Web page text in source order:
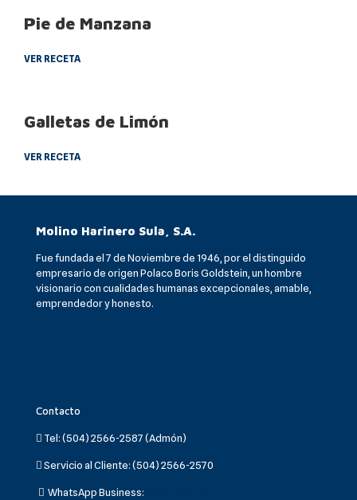
Pie de Manzana
VER RECETA
Galletas de Limón
VER RECETA
Molino Harinero Sula, S.A.
Fue fundada el 7 de Noviembre de 1946, por el distinguido
empresario de origen Polaco Boris Goldstein, un hombre
visionario con cualidades humanas excepcionales, amable,
emprendedor y honesto.
Contacto
Tel:(504) 2566-2587 (Admón)
Servicio al Cliente:(504) 2566-2570
WhatsApp Business: